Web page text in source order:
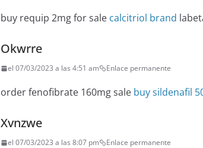
buy requip 2mg for sale calcitriol brand
Okwrre
el 07/03/2023 a las 4:51 am Enlace permanente
order fenofibrate 160mg sale buy sildenafil
Xvnzwe
el 07/03/2023 a las 8:07 pm Enlace permanente